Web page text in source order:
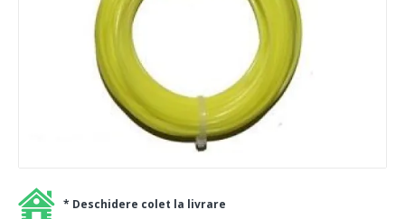
* Deschidere colet la livrare